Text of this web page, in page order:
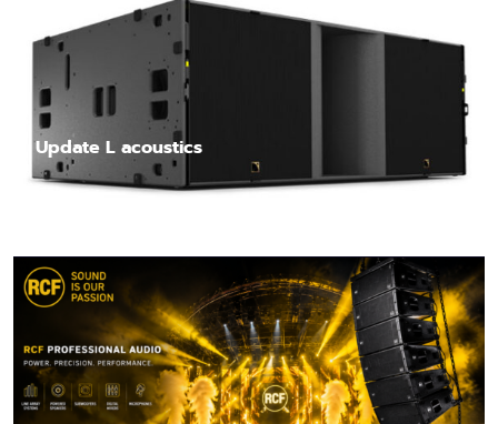
Update L acoustics